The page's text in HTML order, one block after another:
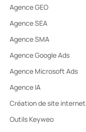
Agence GEO
Agence SEA
Agence SMA
Agence Google Ads
Agence Microsoft Ads
Agence IA
Création de site internet
Outils Keyweo